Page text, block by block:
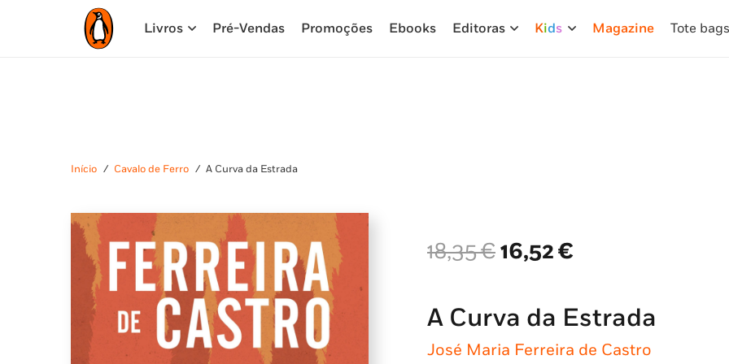
Livros Pré-Vendas Promoções Ebooks Editoras Kids Magazine Tote bags
Início / Cavalo de Ferro / A Curva da Estrada
18,35€O
preço
era:
18,35 €.
16,52€
é:
16,52 €.
A Curva da Estrada
José Maria Ferreira de Castro